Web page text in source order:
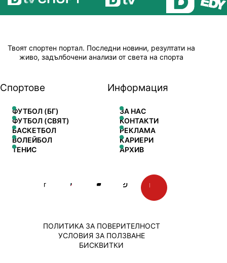
Твоят спортен портал. Последни новини, резултати на
живо, задълбочени анализи от света на спорта
Спортове
ФУТБОЛ (БГ)
ФУТБОЛ (СВЯТ)
БАСКЕТБОЛ
ВОЛЕЙБОЛ
ТЕНИС
Информация
ЗА НАС
КОНТАКТИ
РЕКЛАМА
КАРИЕРИ
АРХИВ
ПОЛИТИКА ЗА ПОВЕРИТЕЛНОСТ
УСЛОВИЯ ЗА ПОЛЗВАНЕ
БИСКВИТКИ